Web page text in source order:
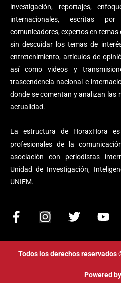
investigación, reportajes,
internacionales, escritas por
comunicadores, expertos en temas
sin descuidar los temas de
entretenimiento, artículos de
así como videos y
trascendencia nacional e
donde se comentan y analizan las
actualidad.
La estructura de HoraxHora
profesionales de la
asociación con periodistas
Unidad de Investigación,
UNIEM.
F
c
e
I
s
t
T
i
t
Y
u
t
b
Todos los derechos reservados
Powered by